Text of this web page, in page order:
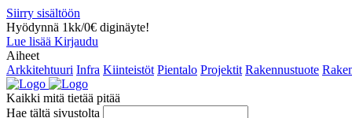
Siirry sisältöön
Hyödynnä 1kk/0€ diginäyte!
Lue lisää Kirjaudu
Aiheet
Arkkitehtuuri Infra Kiinteistöt Pientalo Projektit Rakennustuote
Kaikki mitä tietää pitää
Hae tältä sivustolta